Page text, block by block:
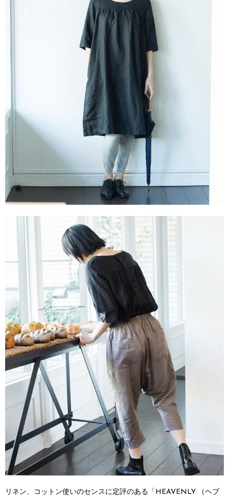
リネン、コットン使いのセンスに定評のある「HEAVENLY （ヘブ